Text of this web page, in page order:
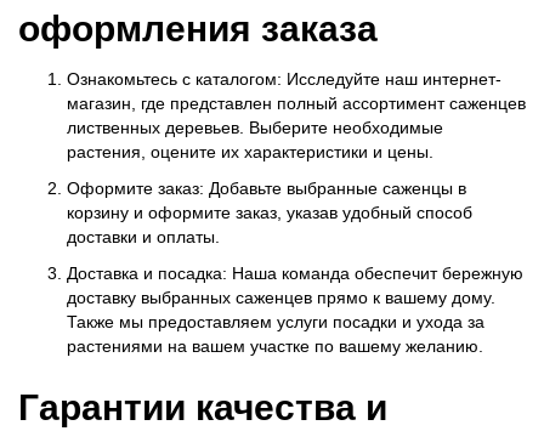
оформления заказа
Ознакомьтесь с каталогом: Исследуйте наш интернет-
магазин, где представлен полный ассортимент саженцев
лиственных деревьев. Выберите необходимые
растения, оцените их характеристики и цены.
Оформите заказ: Добавьте выбранные саженцы в
корзину и оформите заказ, указав удобный способ
доставки и оплаты.
Доставка и посадка: Наша команда обеспечит бережную
доставку выбранных саженцев прямо к вашему дому.
Также мы предоставляем услуги посадки и ухода за
растениями на вашем участке по вашему желанию.
Гарантии качества и